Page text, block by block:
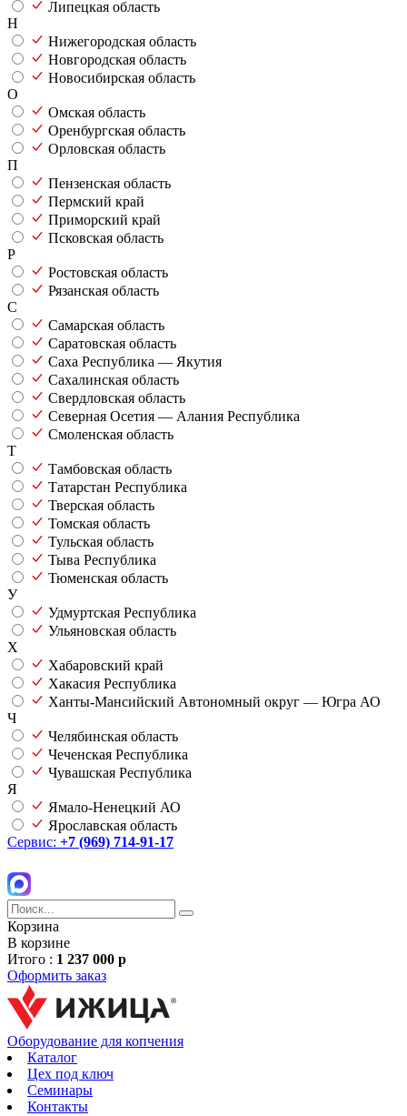
Липецкая область
Н
Нижегородская область
Новгородская область
Новосибирская область
О
Омская область
Оренбургская область
Орловская область
П
Пензенская область
Пермский край
Приморский край
Псковская область
Р
Ростовская область
Рязанская область
С
Самарская область
Саратовская область
Саха Республика — Якутия
Сахалинская область
Свердловская область
Северная Осетия — Алания Республика
Смоленская область
Т
Тамбовская область
Татарстан Республика
Тверская область
Томская область
Тульская область
Тыва Республика
Тюменская область
У
Удмуртская Республика
Ульяновская область
Х
Хабаровский край
Хакасия Республика
Ханты-Мансийский Автономный округ — Югра АО
Ч
Челябинская область
Чеченская Республика
Чувашская Республика
Я
Ямало-Ненецкий АО
Ярославская область
Сервис: +7 (969) 714-91-17
Корзина
В корзине
Итого : 1 237 000 р
Оформить заказ
Оборудование для копчения
Каталог
Цех под ключ
Семинары
Контакты